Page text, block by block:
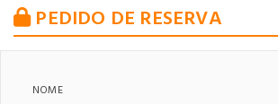
PEDIDO DE RESERVA
NOME